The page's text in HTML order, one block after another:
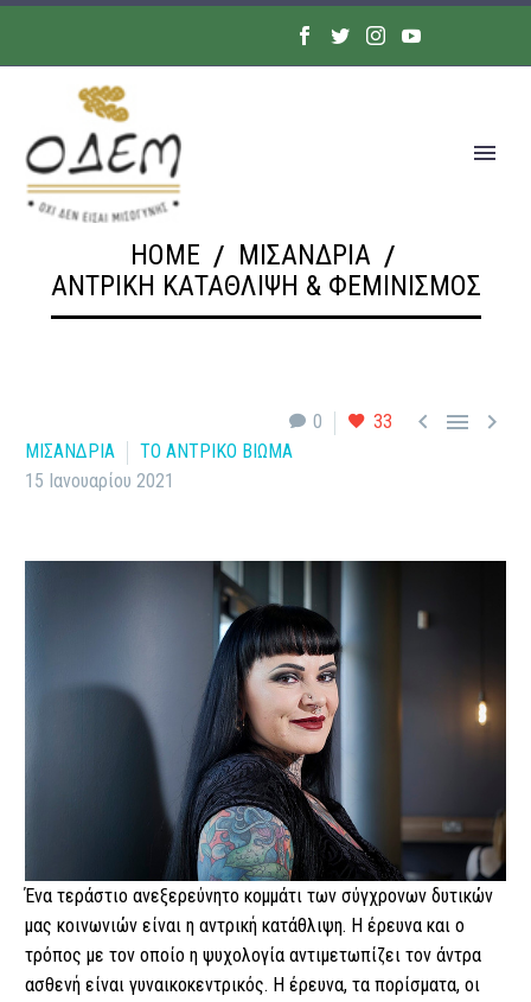
HOME
ΜΙΣΑΝΔΡΙΑ
ΑΝΤΡΙΚΉ ΚΑΤΆΘΛΙΨΗ & ΦΕΜΙΝΙΣΜΌΣ
0 33   
ΜΙΣΑΝΔΡΙΑ
ΤΟ ΑΝΤΡΙΚΟ ΒΙΩΜΑ
15 Ιανουαρίου 2021
Ένα τεράστιο ανεξερεύνητο κομμάτι των σύγχρονων δυτικών
μας κοινωνιών είναι η αντρική κατάθλιψη. Η έρευνα και ο
τρόπος με τον οποίο η ψυχολογία αντιμετωπίζει τον άντρα
ασθενή είναι γυναικοκεντρικός. Η έρευνα, τα πορίσματα, οι